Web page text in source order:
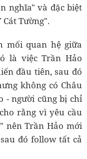
nghĩa" và đặc biệt
Tường".
mối quan hệ giữa
là việc Trần Hảo
đầu tiên, sau đó
không có Châu
- người cũng bị chỉ
rằng vì yêu cầu
nên Trần Hảo mới
đó follow tất cả